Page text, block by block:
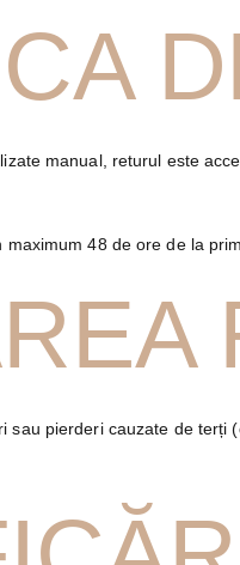
manual, returul este
48 de ore de la
sau pierderi cauzate de